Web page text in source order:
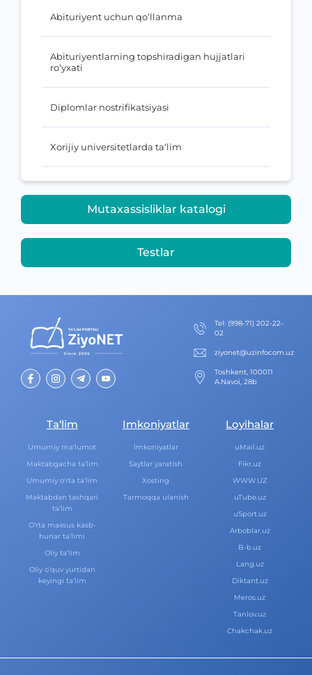
Abituriyent uchun qo‘llanma
Abituriyentlarning topshiradigan hujjatlari
ro‘yxati
Diplomlar nostrifikatsiyasi
Xorijiy universitetlarda ta‘lim
Mutaxassisliklar katalogi
Testlar
Теl: (998-71) 202-22-
02
ziyonet@uzinfocom.uz
Toshkent, 100011
A.Navoi, 28b
Ta‘lim
Umumiy ma‘lumot
Maktabgacha ta‘lim
Umumiy o‘rta ta‘lim
Maktabdan tashqari
ta‘lim
O‘rta maxsus kasb-
hunar ta‘limi
Oliy ta‘lim
Oliy o‘quv yurtidan
keyingi ta‘lim
Imkoniyatlar
Imkoniyatlar
Saytlar yaratish
Xosting
Tarmoqqa ulanish
Loyihalar
uMail.uz
Fikr.uz
WWW.UZ
uTube.uz
uSport.uz
Arboblar.uz
B-b.uz
Lang.uz
Diktant.uz
Meros.uz
Tanlov.uz
Chakchak.uz